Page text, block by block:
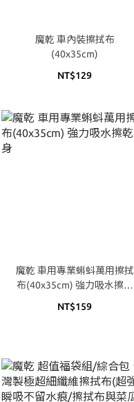
魔乾 車內裝擦拭布
(40x35cm)
NT$129
魔乾 車用專業蝌蚪萬用擦拭
布(40x35cm) 強力吸水擦乾
NT$159